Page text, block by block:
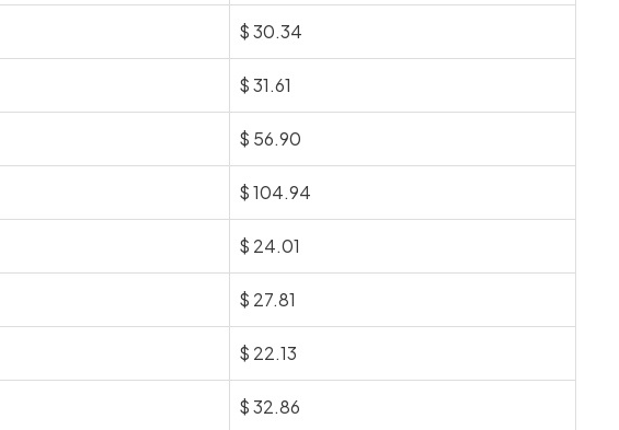
$30.34
$31.61
$ 56.90
$104.94
$ 24.01
$ 27.81
$ 22.13
$32.86